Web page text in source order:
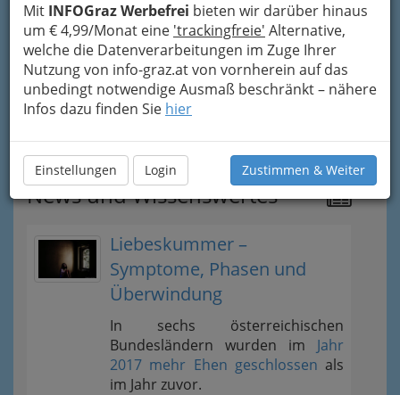
Mit INFOGraz Werbefrei bieten wir darüber hinaus
um € 4,99/Monat eine 'trackingfreie' Alternative,
welche die Datenverarbeitungen im Zuge Ihrer
Nutzung von info-graz.at von vornherein auf das
unbedingt notwendige Ausmaß beschränkt – nähere
Infos dazu finden Sie hier
Einstellungen Login Zustimmen & Weiter
Der Handel
Der Lehrberuf Einzelhandel
Die wohl klügsten Worte, die man über
den Handel sagen kann
News und Wissenswertes
Liebeskummer –
Symptome, Phasen und
Überwindung
In sechs österreichischen
Bundesländern wurden im Jahr
2017 mehr Ehen geschlossen als
im Jahr zuvor.